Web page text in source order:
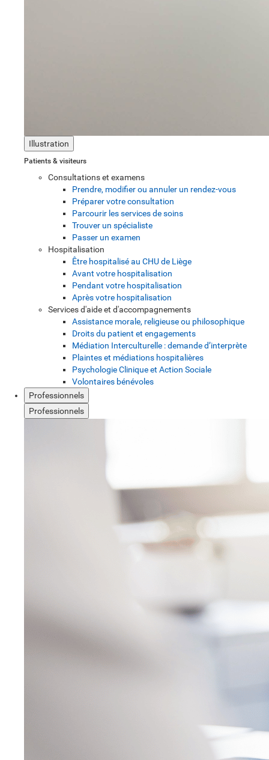
Illustration
Patients & visiteurs
Consultations et examens
Prendre, modifier ou annuler un rendez-vous
Préparer votre consultation
Parcourir les services de soins
Trouver un spécialiste
Passer un examen
Hospitalisation
Être hospitalisé au CHU de Liège
Avant votre hospitalisation
Pendant votre hospitalisation
Après votre hospitalisation
Services d'aide et d'accompagnements
Assistance morale, religieuse ou philosophique
Droits du patient et engagements
Médiation Interculturelle : demande d’interprète
Plaintes et médiations hospitalières
Psychologie Clinique et Action Sociale
Volontaires bénévoles
Professionnels
Professionnels